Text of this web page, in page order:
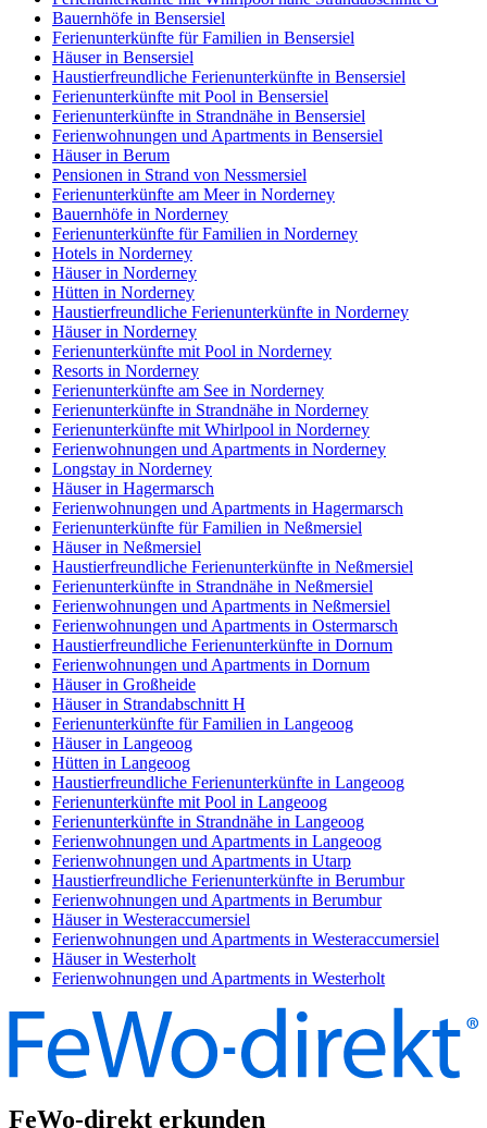
Bauernhöfe in Bensersiel
Ferienunterkünfte für Familien in Bensersiel
Häuser in Bensersiel
Haustierfreundliche Ferienunterkünfte in Bensersiel
Ferienunterkünfte mit Pool in Bensersiel
Ferienunterkünfte in Strandnähe in Bensersiel
Ferienwohnungen und Apartments in Bensersiel
Häuser in Berum
Pensionen in Strand von Nessmersiel
Ferienunterkünfte am Meer in Norderney
Bauernhöfe in Norderney
Ferienunterkünfte für Familien in Norderney
Hotels in Norderney
Häuser in Norderney
Hütten in Norderney
Haustierfreundliche Ferienunterkünfte in Norderney
Häuser in Norderney
Ferienunterkünfte mit Pool in Norderney
Resorts in Norderney
Ferienunterkünfte am See in Norderney
Ferienunterkünfte in Strandnähe in Norderney
Ferienunterkünfte mit Whirlpool in Norderney
Ferienwohnungen und Apartments in Norderney
Longstay in Norderney
Häuser in Hagermarsch
Ferienwohnungen und Apartments in Hagermarsch
Ferienunterkünfte für Familien in Neßmersiel
Häuser in Neßmersiel
Haustierfreundliche Ferienunterkünfte in Neßmersiel
Ferienunterkünfte in Strandnähe in Neßmersiel
Ferienwohnungen und Apartments in Neßmersiel
Ferienwohnungen und Apartments in Ostermarsch
Haustierfreundliche Ferienunterkünfte in Dornum
Ferienwohnungen und Apartments in Dornum
Häuser in Großheide
Häuser in Strandabschnitt H
Ferienunterkünfte für Familien in Langeoog
Häuser in Langeoog
Hütten in Langeoog
Haustierfreundliche Ferienunterkünfte in Langeoog
Ferienunterkünfte mit Pool in Langeoog
Ferienunterkünfte in Strandnähe in Langeoog
Ferienwohnungen und Apartments in Langeoog
Ferienwohnungen und Apartments in Utarp
Haustierfreundliche Ferienunterkünfte in Berumbur
Ferienwohnungen und Apartments in Berumbur
Häuser in Westeraccumersiel
Ferienwohnungen und Apartments in Westeraccumersiel
Häuser in Westerholt
Ferienwohnungen und Apartments in Westerholt
FeWo-direkt erkunden